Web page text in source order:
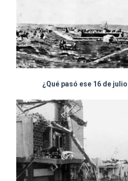
¿Qué pasó ese 16 de